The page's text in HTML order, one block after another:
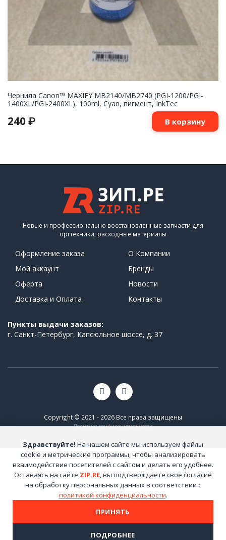
Чернила Canon™ MAXIFY MB2140/MB2740 (PGI-1200/PGI-
1400XL/PGI-2400XL), 100ml, Cyan, пигмент, InkTec
240 ₽ В корзину
Новые и профессионально восстановленные запчасти для
оргтехники, расходные материалы
Оформление заказа
Мой аккаунт
Оферта
Доставка и Оплата
О Компании
Бренды
Новости
Контакты
Пункты выдачи заказов:
г. Санкт-Петербург, Капсюльное шоссе, д. 37
Copyright © 2021 - 2026 Все права защищены
Политика конфиденциальности
Здравствуйте! На нашем сайте мы используем файлы
cookie и метрические программы, чтобы анализировать
взаимодействие посетителей с сайтом и делать его удобнее.
Оставаясь на сайте ZIP.RE, вы подтверждаете своё согласие
на обработку персональных данных в соответствии с
политикой конфиденциальности.
ПРИНЯТЬ
ПОДРОБНЕЕ